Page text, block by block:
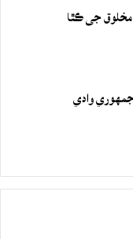
مخلوق جي ڪٿا
وادي